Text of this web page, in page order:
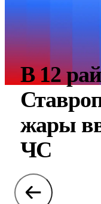
В 12
жары
ЧС